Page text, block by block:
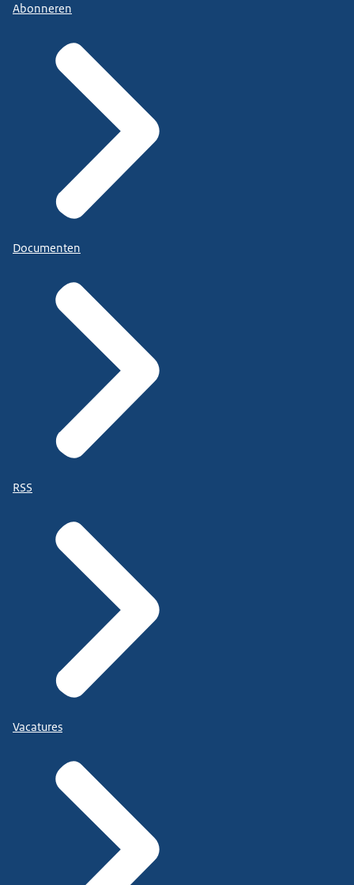
Abonneren
Documenten
RSS
Vacatures